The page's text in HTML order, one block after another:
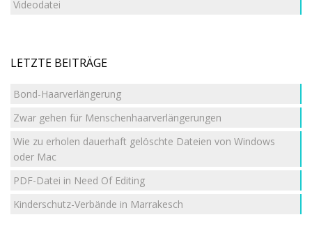
Videodatei
LETZTE BEITRÄGE
Bond-Haarverlängerung
Zwar gehen für Menschenhaarverlängerungen
Wie zu erholen dauerhaft gelöschte Dateien von Windows
oder Mac
PDF-Datei in Need Of Editing
Kinderschutz-Verbände in Marrakesch